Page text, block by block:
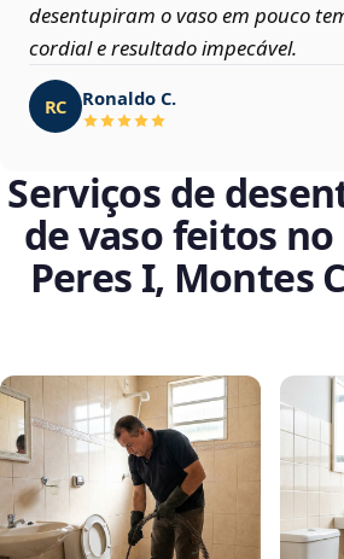
desentupiram o vaso em pouco
cordial e resultado impecável.
RC Ronaldo C.
Serviços de
de vaso feitos
Peres I, Montes